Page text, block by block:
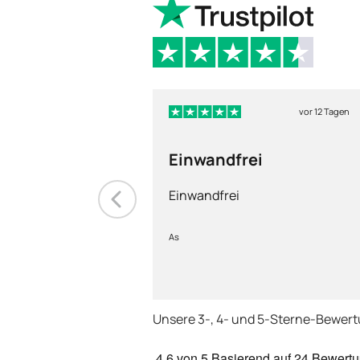
vor 12 Tagen
Einwandfrei
Einwandfrei
As
Unsere 3-, 4- und 5-Sterne-